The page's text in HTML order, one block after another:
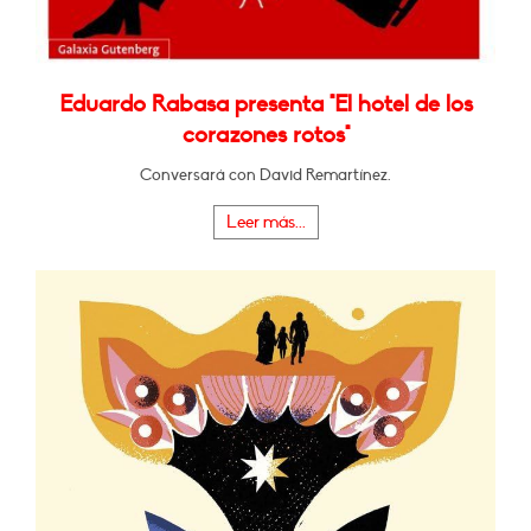
Eduardo Rabasa presenta "El hotel de los
corazones rotos"
Conversará con David Remartínez.
Leer más...